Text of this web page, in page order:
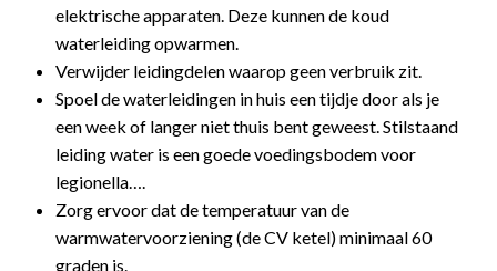
elektrische apparaten. Deze kunnen de koud
waterleiding opwarmen.
Verwijder leidingdelen waarop geen verbruik zit.
Spoel de waterleidingen in huis een tijdje door als je
een week of langer niet thuis bent geweest. Stilstaand
leiding water is een goede voedingsbodem voor
legionella….
Zorg ervoor dat de temperatuur van de
warmwatervoorziening (de CV ketel) minimaal 60
graden is.